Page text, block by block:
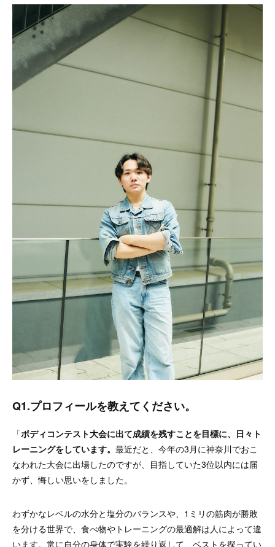
Q1.プロフィールを教えてください。
「ボディコンテスト大会に出て成績を残すことを目標に、日々ト
レーニングをしています。 最近だと、今年の3月に神奈川でおこ
なわれた大会に出場したのですが、目指していた3位以内には届
かず、悔しい思いをしました。
わずかなレベルの水分と塩分のバランスや、1ミリの筋肉が勝敗
を分ける世界で、食べ物やトレーニングの最適解は人によって違
います。常に自分の身体で実験を繰り返して、ベストを探ってい